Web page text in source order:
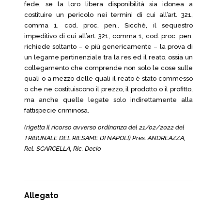
fede, se la loro libera disponibilità sia idonea a
costituire un pericolo nei termini di cui all’art. 321,
comma 1, cod. proc. pen.. Sicché, il sequestro
impeditivo di cui all’art. 321, comma 1, cod. proc. pen.
richiede soltanto – e più genericamente – la prova di
un legame pertinenziale tra la res ed il reato, ossia un
collegamento che comprende non solo le cose sulle
quali o a mezzo delle quali il reato è stato commesso
o che ne costituiscono il prezzo, il prodotto o il profitto,
ma anche quelle legate solo indirettamente alla
fattispecie criminosa.
(rigetta il ricorso avverso ordinanza del 21/02/2022 del
TRIBUNALE DEL RIESAME DI NAPOLI) Pres. ANDREAZZA,
Rel. SCARCELLA, Ric. Decio
Allegato